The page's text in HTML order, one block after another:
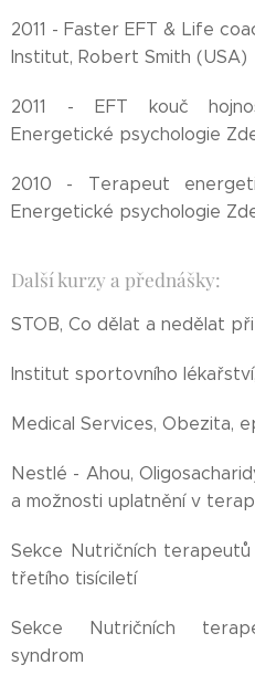
2011 - Faster EFT & Life
Institut, Robert Smith (USA)
2011 - EFT kouč
Energetické psychologie
2010 - Terapeut
Energetické psychologie
Další kurzy a přednášky:
STOB, Co dělat a nedělat
Institut sportovního
Medical Services, Obezita,
Nestlé - Ahou,
a možnosti uplatnění v
Sekce Nutričních
třetího tisíciletí
Sekce Nutričních
syndrom